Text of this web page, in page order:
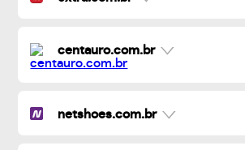
centauro.com.br
netshoes.com.br